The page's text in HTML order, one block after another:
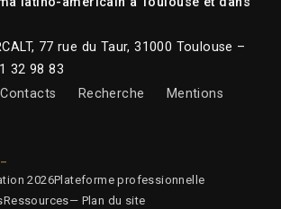
77 rue du Taur, 31000 Toulouse –
32 98 83
Contacts Recherche
Mentions
2026Plateforme professionnelle
Ressources— Plan du site